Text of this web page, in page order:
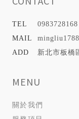
0983728168
新北市板橋
關於我們